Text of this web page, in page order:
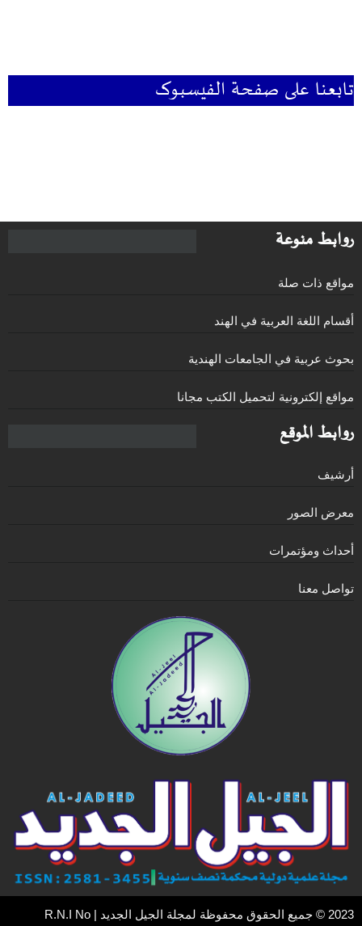
تابعنا علی صفحۃ الفیسبوک
روابط منوعة
مواقع ذات صلة
أقسام اللغة العربية في الهند
بحوث عربية في الجامعات الهندية
مواقع إلكترونية لتحميل الكتب مجانا
روابط الموقع
أرشيف
معرض الصور
أحداث ومؤتمرات
تواصل معنا
2023 © جميع الحقوق محفوظة لمجلة الجيل الجديد | R.N.I No